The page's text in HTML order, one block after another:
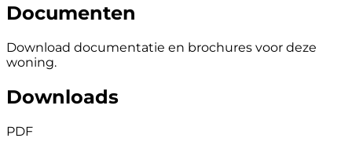
Documenten
Download documentatie en brochures voor deze
woning.
Downloads
PDF